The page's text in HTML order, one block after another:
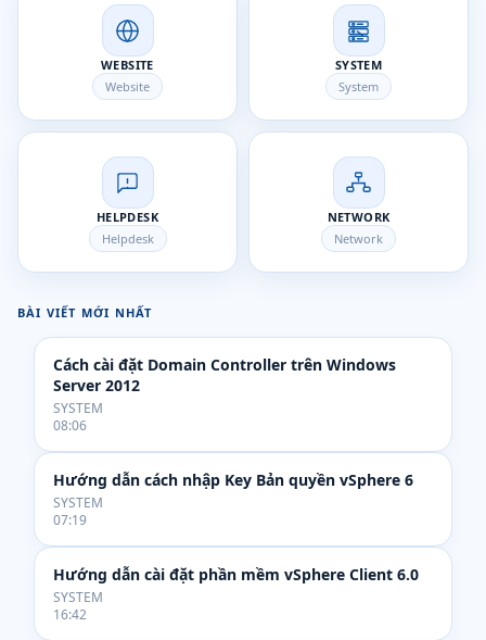
WEBSITE
Website
SYSTEM
System
HELPDESK
Helpdesk
NETWORK
Network
BÀI VIẾT MỚI NHẤT
Cách cài đặt Domain Controller trên Windows
Server 2012
SYSTEM
08:06
Hướng dẫn cách nhập Key Bản quyền vSphere 6
SYSTEM
07:19
Hướng dẫn cài đặt phần mềm vSphere Client 6.0
SYSTEM
16:42